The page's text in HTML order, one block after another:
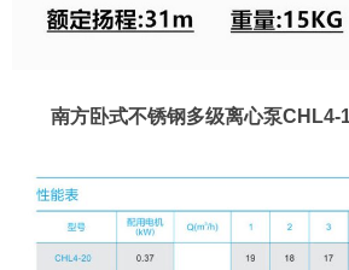
南方卧式不锈钢多级离心泵CHL4-